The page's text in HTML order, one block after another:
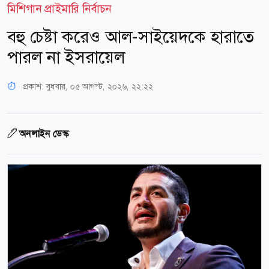
মিশিগান প্রাইমারি নির্বাচন
বহু চেষ্টা করেও আল-সাইয়েদকে হারাতে
পারল না ইসরায়েল
প্রকাশ:বুধবার, ০৫ আগস্ট, ২০২৬, ২২:২২
অনলাইন ডেস্ক